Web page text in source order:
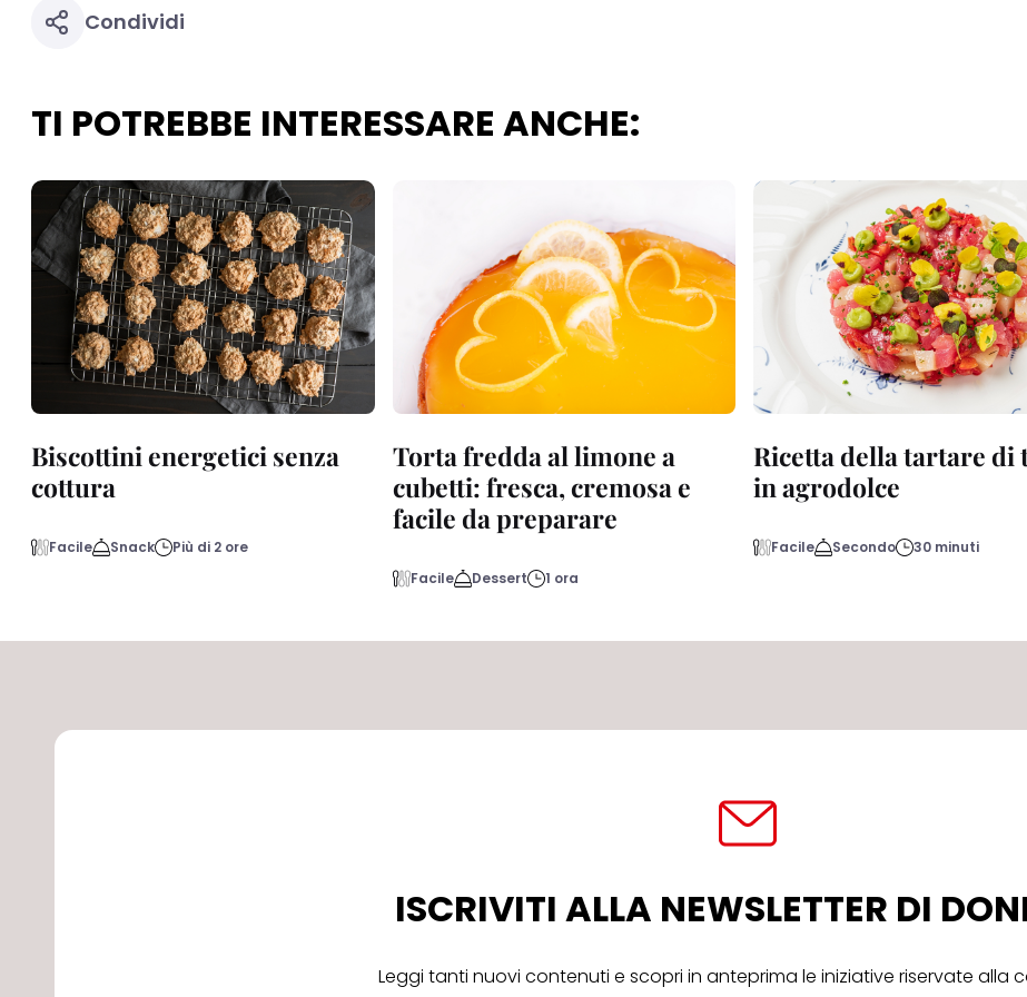
Condividi
TI POTREBBE INTERESSARE ANCHE:
Biscottini energetici senza
cottura
Facile Snack Più di 2 ore
Torta fredda al limone a
cubetti: fresca, cremosa e
facile da preparare
Facile Dessert 1 ora
Ricetta della tartare di
in agrodolce
Facile Secondo 30 minuti
ISCRIVITI ALLA NEWSLETTER DI
Leggi tanti nuovi contenuti e scopri in anteprima le iniziative riservate alla